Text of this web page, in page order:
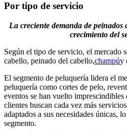
Por tipo de servicio
La creciente demanda de peinados
crecimiento del
Según el tipo de servicio, el mercado
cabello, peinado del cabello,champúy
El segmento de peluquería lidera el
peluquería como cortes de pelo,
eventos se han vuelto imprescindibles
clientes buscan cada vez más
adaptados a sus necesidades únicas,
segmento.